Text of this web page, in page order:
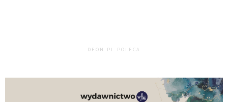
DEON.PL POLECA